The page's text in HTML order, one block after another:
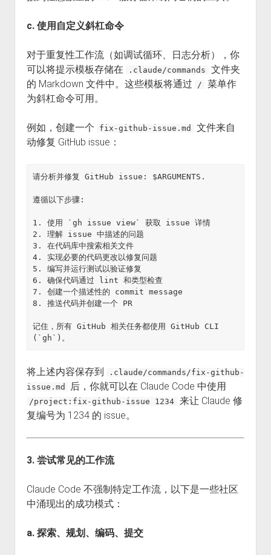
c. 使用自定义斜杠命令
对于重复性工作流（如调试循环、日志分析），你
可以将提示模板存储在
.claude/commands
文件夹
的 Markdown 文件中。这些模板将通过
/
菜单作
为斜杠命令可用。
例如，创建一个 fix-github-issue.md
文件来自
动修复 GitHub issue：
请分析并修复 GitHub issue: $ARGUMENTS.
遵循以下步骤:
1. 使用 `gh issue view` 获取 issue 详情
2. 理解 issue 中描述的问题
3. 在代码库中搜索相关文件
4. 实现必要的代码更改以修复问题
5. 编写并运行测试以验证修复
6. 确保代码通过 lint 和类型检查
7. 创建一个描述性的 commit message
8. 推送代码并创建一个 PR
记住，所有 GitHub 相关任务都使用 GitHub CLI
将上述内容保存到
.claude/commands/fix-github-
issue.md
后，你就可以在 Claude Code 中使用
/project:fix-github-issue 1234 来让 Claude 修
复编号为 1234 的 issue。
3. 尝试常见的工作流
Claude Code 不强制特定工作流，以下是一些社区
中涌现出的成功模式：
a. 探索、规划、编码、提交